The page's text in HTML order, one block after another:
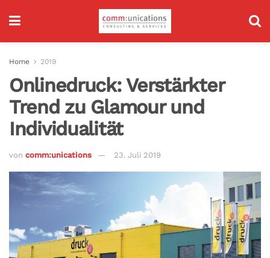
Home 2019
Onlinedruck: Verstärkter
Trend zu Glamour und
Individualität
von comm:unications 23. Juli 2019